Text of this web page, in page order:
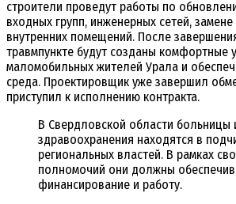
строители проведут работы по
входных групп, инженерных сетей,
внутренних помещений. После
травмпункте будут созданы комфортные
маломобильных жителей Урала и
среда. Проектировщик уже завершил
приступил к исполнению контракта.
В Свердловской области больницы
здравоохранения находятся в
региональных властей. В рамках
полномочий они должны
финансирование и работу.